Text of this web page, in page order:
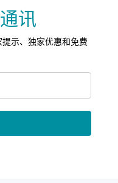
讯
示、独家优惠和免费